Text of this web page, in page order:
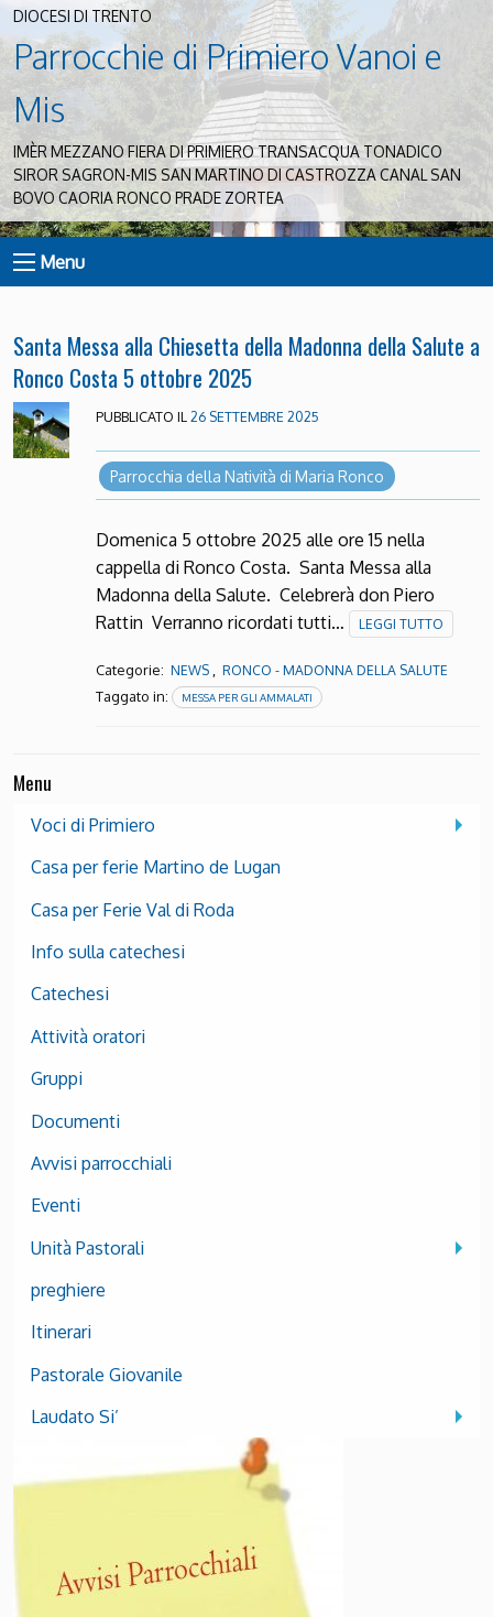
DIOCESI DI TRENTO
Parrocchie di Primiero Vanoi e
Mis
IMÈR MEZZANO FIERA DI PRIMIERO TRANSACQUA TONADICO
SIROR SAGRON-MIS SAN MARTINO DI CASTROZZA CANAL SAN
BOVO CAORIA RONCO PRADE ZORTEA
Menu
Santa Messa alla Chiesetta della Madonna della Salute a
Ronco Costa 5 ottobre 2025
PUBBLICATO IL 26 SETTEMBRE 2025
Parrocchia della Natività di Maria Ronco
Domenica 5 ottobre 2025 alle ore 15 nella
cappella di Ronco Costa. Santa Messa alla
Madonna della Salute. Celebrerà don Piero
Rattin Verranno ricordati tutti…
LEGGI TUTTO
Categorie: NEWS , RONCO - MADONNA DELLA SALUTE
Taggato in: MESSA PER GLI AMMALATI
Menu
Voci di Primiero
Casa per ferie Martino de Lugan
Casa per Ferie Val di Roda
Info sulla catechesi
Catechesi
Attività oratori
Gruppi
Documenti
Avvisi parrocchiali
Eventi
Unità Pastorali
preghiere
Itinerari
Pastorale Giovanile
Laudato Si’